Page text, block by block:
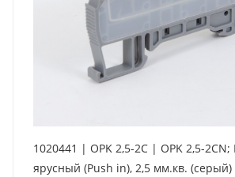
1020441 | OPK 2,5-2C | OPK 2,5-
ярусный (Push in), 2,5 мм.кв. (серый)